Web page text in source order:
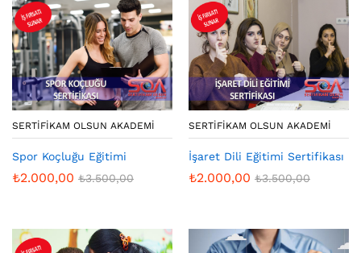
SERTIFIKAM OLSUN AKADEMI
Spor Koçluğu Eğitimi
₺2.000,00 ₺3.500,00
SERTIFIKAM OLSUN AKADEMI
İşaret Dili Eğitimi Sertifikası
₺2.000,00 ₺3.500,00